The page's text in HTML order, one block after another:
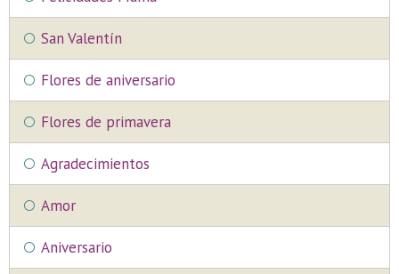
San Valentín
Flores de aniversario
Flores de primavera
Agradecimientos
Amor
Aniversario